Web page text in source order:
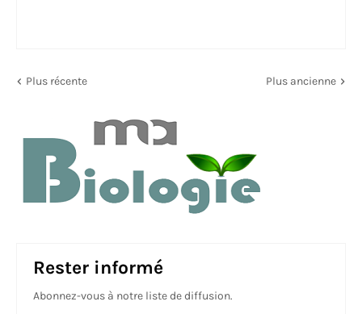
Plus récente Plus ancienne
Rester informé
Abonnez-vous à notre liste de diffusion.